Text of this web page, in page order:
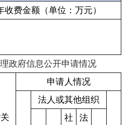
收费金额（单位：万元）
政府信息公开申请情况
申请人情况
法人或其他组织
社
法